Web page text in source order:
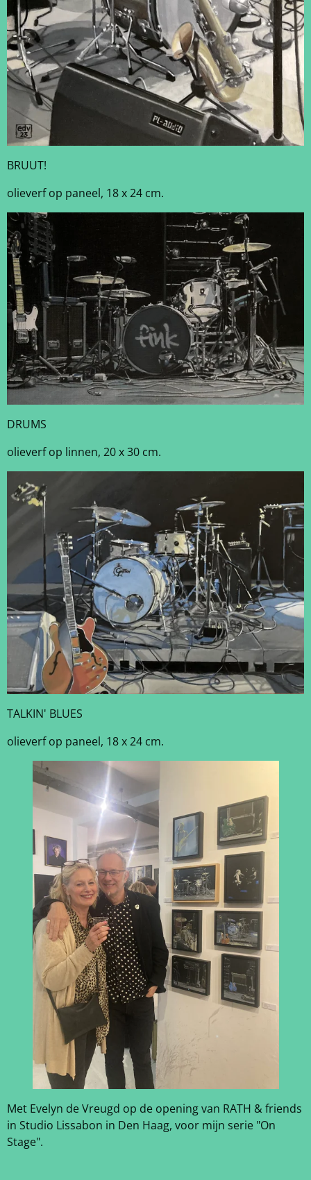
BRUUT!
olieverf op paneel, 18 x 24 cm.
DRUMS
olieverf op linnen, 20 x 30 cm.
TALKIN' BLUES
olieverf op paneel, 18 x 24 cm.
Met Evelyn de Vreugd op de opening van RATH & friends
in Studio Lissabon in Den Haag, voor mijn serie "On
Stage".